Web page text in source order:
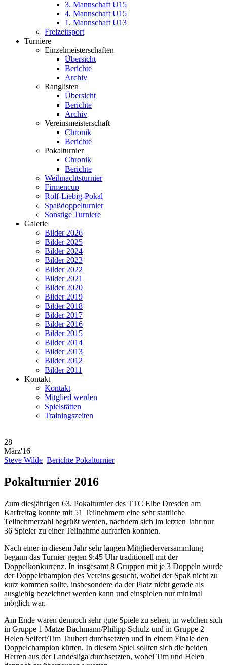
3. Mannschaft U15
4. Mannschaft U15
1. Mannschaft U13
Freizeitsport
Turniere
Einzelmeisterschaften
Übersicht
Berichte
Archiv
Ranglisten
Übersicht
Berichte
Archiv
Vereinsmeisterschaft
Chronik
Berichte
Pokalturnier
Chronik
Berichte
Weihnachtsturnier
Firmencup
Rolf-Liebig-Pokal
Spaßdoppelturnier
Sonstige Turniere
Galerie
Bilder 2026
Bilder 2025
Bilder 2024
Bilder 2023
Bilder 2022
Bilder 2021
Bilder 2020
Bilder 2019
Bilder 2018
Bilder 2017
Bilder 2016
Bilder 2015
Bilder 2014
Bilder 2013
Bilder 2012
Bilder 2011
Kontakt
Kontakt
Mitglied werden
Spielstätten
Trainingszeiten
28
März'16
Steve Wilde Berichte Pokalturnier
Pokalturnier 2016
Zum diesjährigen 63. Pokalturnier des TTC Elbe Dresden am
Karfreitag konnte mit 51 Teilnehmern eine sehr stattliche
Teilnehmerzahl begrüßt werden, nachdem sich im letzten Jahr nur
36 Spieler zu einer Teilnahme aufraffen konnten.
Nach einer in diesem Jahr sehr langen Mitgliederversammlung
begann das Turnier gegen 9:45 Uhr traditionell mit der
Doppelkonkurrenz. In insgesamt 8 Gruppen mit je 3 Doppeln wurde
der Doppelchampion des Vereins gesucht, wobei der Spaß nicht zu
kurz kommen sollte, insbesondere da der Platz nicht gerade als
ausgiebig bezeichnet werden kann und einspielen nur minimal
möglich war.
Am Ende waren dennoch sehr gute Spiele zu sehen, in welchen sich
in Gruppe 1 Matze Bachmann/Philipp Schulz und in Gruppe 2
Helen Seifert/Tim Taubert durchsetzten und in einem Finale den
Doppelchampion kürten. In diesem Spiel sollten sich die beiden
Herren aus der Landesliga durchsetzten, wobei Tim und Helen